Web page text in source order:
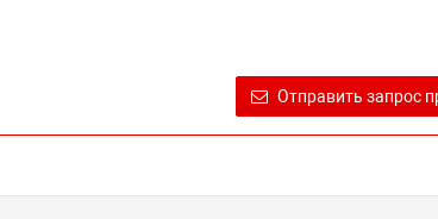
Отправить запрос